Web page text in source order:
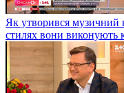
Як утворився музичний
стилях вони виконують